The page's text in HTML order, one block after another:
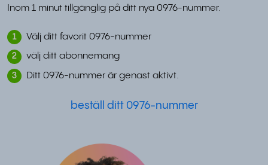
Inom 1 minut tillgänglig på ditt nya 0976-nummer.
1 Välj ditt favorit 0976-nummer
2 välj ditt abonnemang
3 Ditt 0976-nummer är genast aktivt.
beställ ditt 0976-nummer